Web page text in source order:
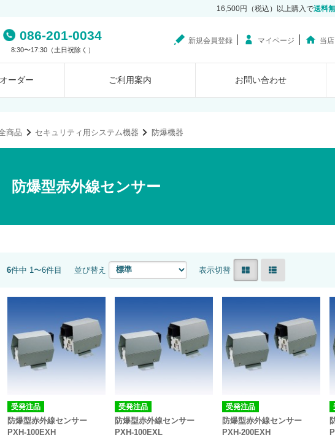
16,500円（税込）以上購入で送料
086-201-0034
8:30〜17:30（土日祝除く）
新規会員登録 マイページ 当
オーダー ご利用案内 お問い合わせ
商品 セキュリティ用システム機器 防爆機器
防爆型赤外線センサー
6件中 1〜6件目 並び替え 表示切替
受発注品
防爆型赤外線センサー
PXH-100EXH
受発注品
防爆型赤外線センサー
PXH-100EXL
受発注品
防爆型赤外線センサー
PXH-200EXH